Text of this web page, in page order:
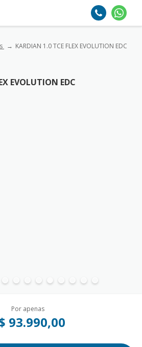
KARDIAN 1.0 TCE FLEX EVOLUTION EDC
EVOLUTION EDC
Por apenas
93.990,00